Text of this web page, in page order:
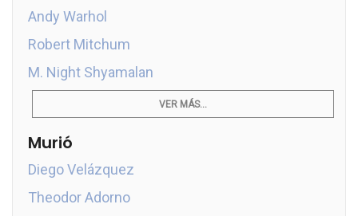
Andy Warhol
Robert Mitchum
M. Night Shyamalan
VER MÁS...
Murió
Diego Velázquez
Theodor Adorno